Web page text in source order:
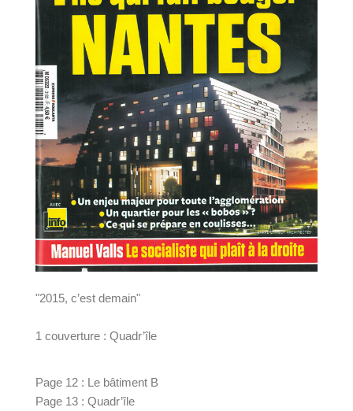
"2015, c’est demain"
1 couverture : Quadr’île
Page 12 : Le bâtiment B
Page 13 : Quadr’île